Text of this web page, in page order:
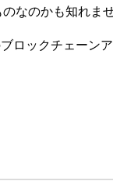
なのかも知れま
ロックチェーン